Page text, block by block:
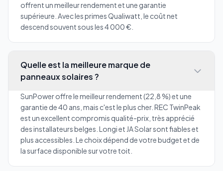
offrent un meilleur rendement et une garantie
supérieure. Avec les primes Qualiwatt, le coût net
descend souvent sous les 4 000 €.
Quelle est la meilleure marque de
panneaux solaires ?
SunPower offre le meilleur rendement (22,8 %) et une
garantie de 40 ans, mais c'est le plus cher. REC TwinPeak
est un excellent compromis qualité-prix, très apprécié
des installateurs belges. Longi et JA Solar sont fiables et
plus accessibles. Le choix dépend de votre budget et de
la surface disponible sur votre toit.